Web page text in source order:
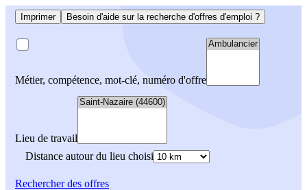
Imprimer Besoin d'aide sur la recherche d'offres d'emploi ?
Métier, compétence, mot-clé, numéro d'offre
Lieu de travail
Distance autour du lieu choisi
Rechercherdes offres